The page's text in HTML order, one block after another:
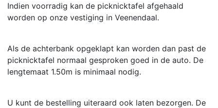
Indien voorradig kan de picknicktafel afgehaald
worden op onze vestiging in Veenendaal.
Als de achterbank opgeklapt kan worden dan past de
picknicktafel normaal gesproken goed in de auto. De
lengtemaat 1.50m is minimaal nodig.
U kunt de bestelling uiteraard ook laten bezorgen. De